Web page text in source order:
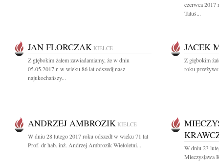
czerwca 2017
Tatuś...
JAN FLORCZAK KIELCE
Z głębokim żalem zawiadamiamy, że w dniu
05.05.2017 r. w wieku 86 lat odszedł nasz
najukochańszy...
JACEK
Z głębokim
roku
ANDRZEJ AMBROZIK KIELCE
W dniu 28 lutego 2017 roku odszedł w wieku 71 lat
Prof. dr hab. inż. Andrzej Ambrozik Wieloletni...
W dniu 23
Mieczysława